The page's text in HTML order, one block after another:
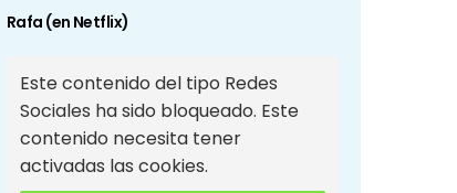
Rafa (en Netflix)
Este contenido del tipo Redes
Sociales ha sido bloqueado. Este
contenido necesita tener
activadas las cookies.